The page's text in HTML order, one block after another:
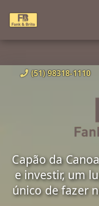
(51) 98318-1110
Capão da
e investir, um
único de fazer